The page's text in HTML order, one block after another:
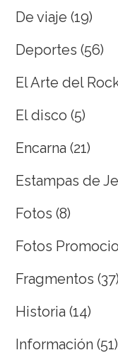
De viaje (19)
Deportes (56)
El Arte del
El disco (5)
Encarna (21)
Estampas de
Fotos (8)
Fotos
Fragmentos (37)
Historia (14)
Información (51)